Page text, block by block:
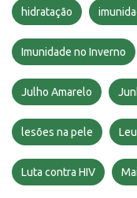
hidratação
Imunidade no Inverno
Julho Amarelo
lesões na pele
Luta contra HIV